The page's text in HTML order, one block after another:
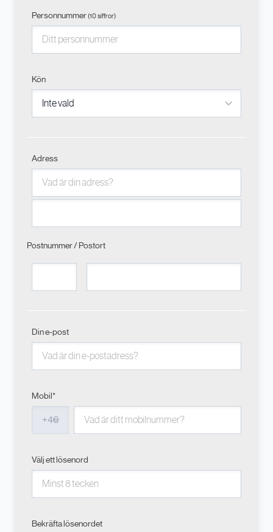
Personnummer(10 siffror)
Kön
Adress
Postnummer / Postort
Din e-post
Mobil*
Välj ett lösenord
Bekräfta lösenordet